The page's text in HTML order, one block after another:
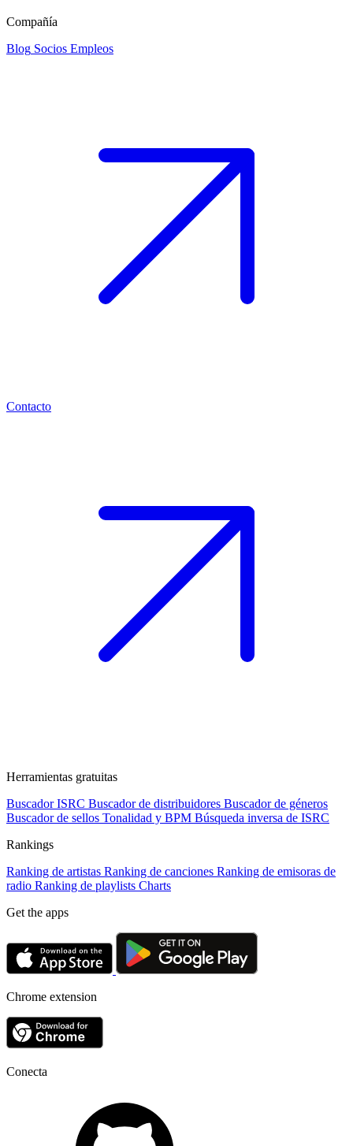
Compañía
Blog Socios Empleos
Contacto
Herramientas gratuitas
Buscador ISRC Buscador de distribuidores Buscador de géneros
Buscador de sellos Tonalidad y BPM Búsqueda inversa de ISRC
Rankings
Ranking de artistas Ranking de canciones Ranking de emisoras de
radio Ranking de playlists Charts
Get the apps
Chrome extension
Conecta